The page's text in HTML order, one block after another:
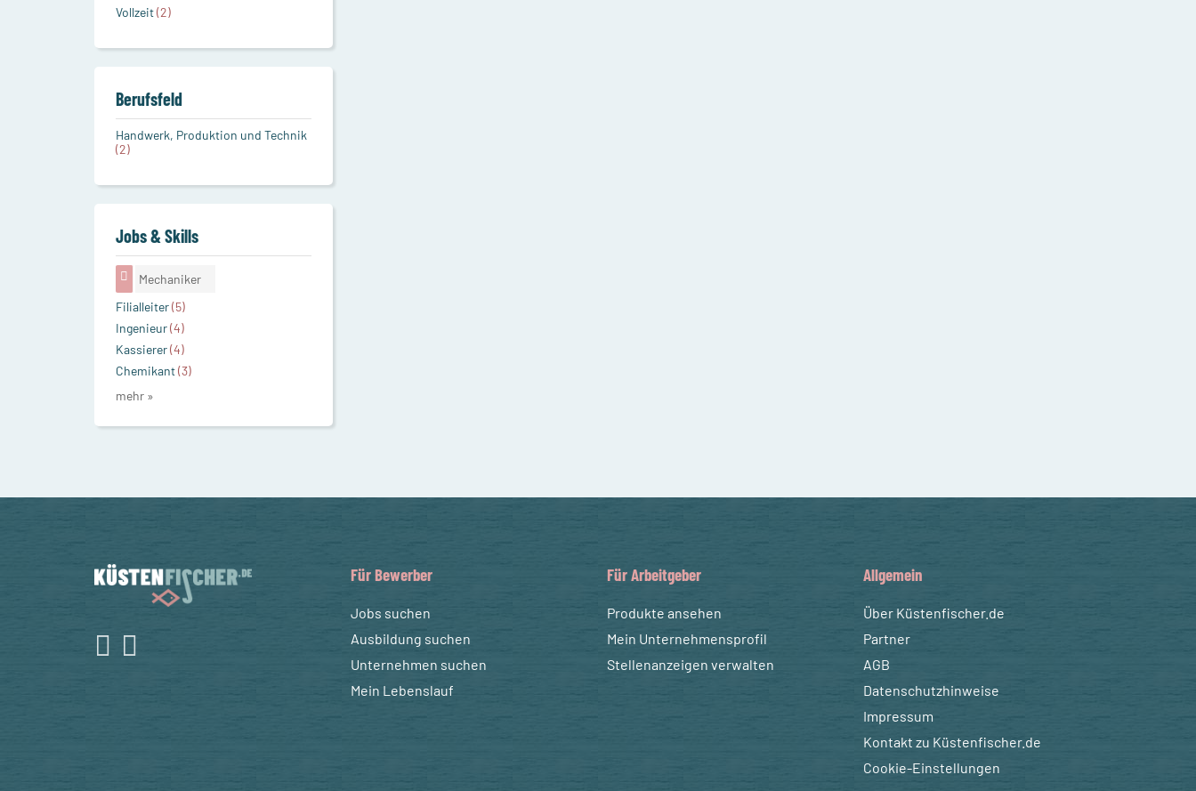
Vollzeit(2)
Berufsfeld
Handwerk, Produktion und Technik
(2)
Jobs & Skills
Mechaniker
Filialleiter(5)
Ingenieur(4)
Kassierer(4)
Chemikant(3)
mehr »
Für Bewerber
Jobs suchen
Ausbildung suchen
Unternehmen suchen
Mein Lebenslauf
Für Arbeitgeber
Produkte ansehen
Mein Unternehmensprofil
Stellenanzeigen verwalten
Allgemein
Über Küstenfischer.de
Partner
AGB
Datenschutzhinweise
Impressum
Kontakt zu Küstenfischer.de
Cookie-Einstellungen